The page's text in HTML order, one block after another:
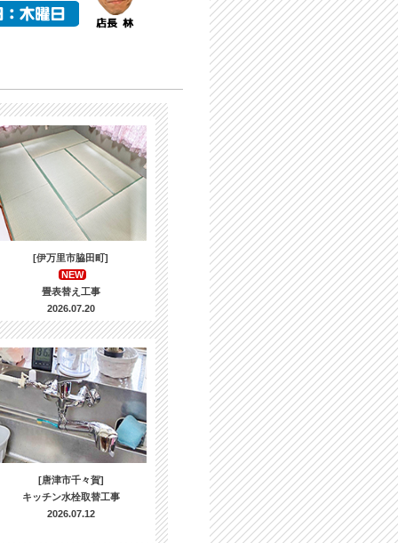
[伊万里市脇田町]
NEW
畳表替え工事
2026.07.20
[唐津市千々賀]
キッチン水栓取替工事
2026.07.12